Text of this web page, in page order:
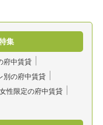
集
府中賃貸
別の府中賃貸
女性限定の府中賃貸